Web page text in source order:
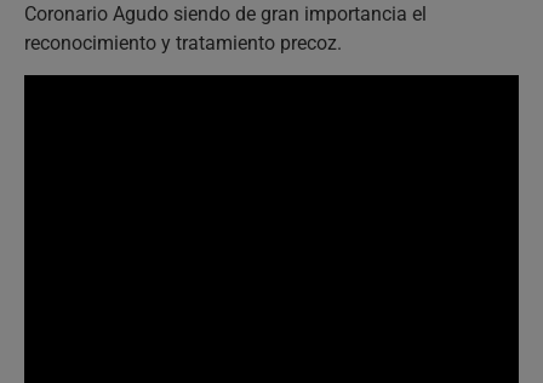
Coronario Agudo siendo de gran importancia el
reconocimiento y tratamiento precoz.